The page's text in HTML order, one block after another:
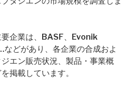
企業は、BASF、Evonik
どがあり、各企業の合成およ
エン販売状況、製品・事業概
掲載しています。